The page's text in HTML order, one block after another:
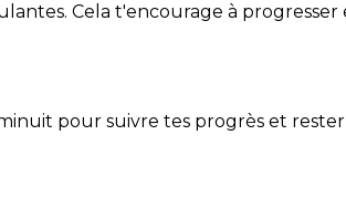
Cela t'encourage à
pour suivre tes progrès et rester